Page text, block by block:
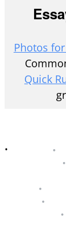
Photos for
Quick
• •
•
•
•
•